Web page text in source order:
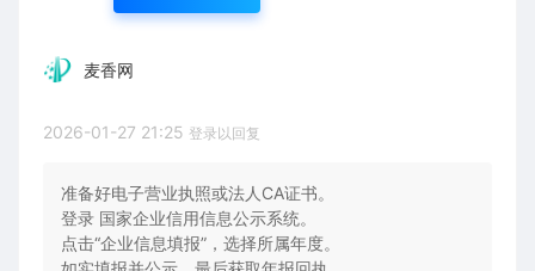
麦香网
2026-01-27 21:25 登录以回复
准备好电子营业执照或法人CA证书。
登录 国家企业信用信息公示系统。
点击“企业信息填报”，选择所属年度。